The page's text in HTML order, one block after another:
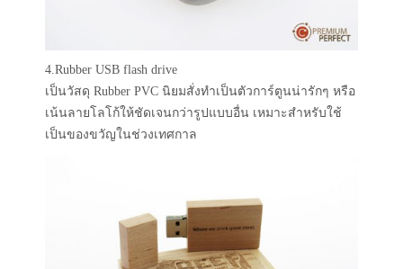
4.Rubber USB flash drive
เป็นวัสดุ Rubber PVC นิยมสั่งทำเป็นตัวการ์ตูนน่ารักๆ หรือ
เน้นลายโลโก้ให้ชัดเจนกว่ารูปแบบอื่น เหมาะสำหรับใช้
เป็นของขวัญในช่วงเทศกาล